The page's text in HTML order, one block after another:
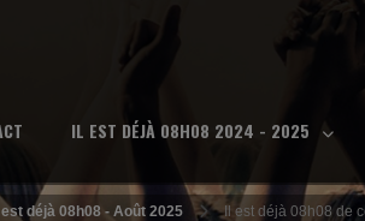
IL EST DÉJÀ 08H08 2024 - 2025
Il est déjà 08h08 - Août 2025 Il est déjà 08h08 de